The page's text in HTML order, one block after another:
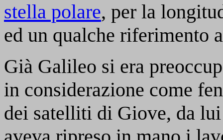
stella polare, per la
ed un qualche riferimento
Già Galileo si era
in considerazione come
dei satelliti di Giove, da